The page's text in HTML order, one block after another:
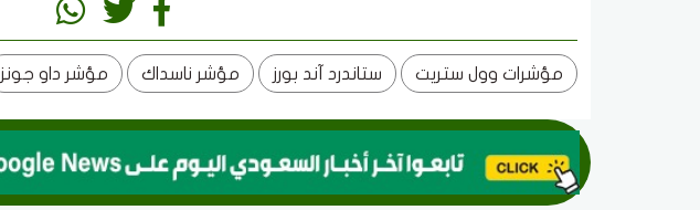
مؤشرات وول ستريت ستاندرد آند بورز مؤشر ناسداك مؤشر داو جونز